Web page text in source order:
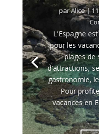
parAlice|
L'Espagne
pour les
plages de
d'attractions,
gastronomie,
Pour
vacances en